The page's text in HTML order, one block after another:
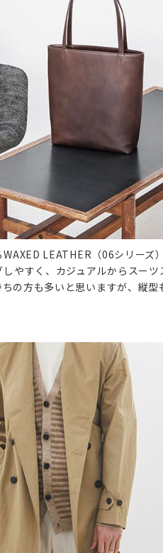
LEATHER（06シリーズ
やすく、カジュアルからスー
の方も多いと思いますが、縦型